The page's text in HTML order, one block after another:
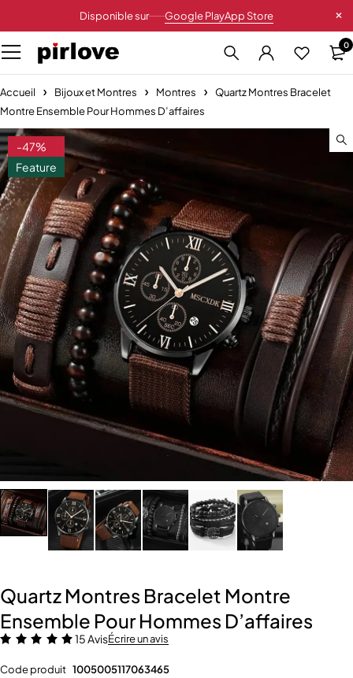
Disponible sur Google PlayApp Store
0
Accueil Bijoux et Montres Montres
Quartz Montres Bracelet
Montre Ensemble Pour Hommes D’affaires
-47%
Feature
Quartz Montres Bracelet Montre
Ensemble Pour Hommes D’affaires
15 AvisÉcrire un avis
Code produit 1005005117063465